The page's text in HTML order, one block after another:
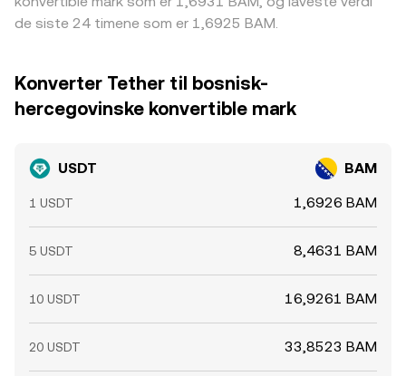
de siste 24 timene som er 1,6925 BAM.
Konverter Tether til bosnisk-
hercegovinske konvertible mark
USDT BAM
1 USDT 1,6926 BAM
5 USDT 8,4631 BAM
10 USDT 16,9261 BAM
20 USDT 33,8523 BAM